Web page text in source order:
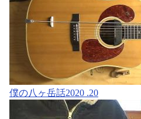
僕の八ヶ岳話2020 .20